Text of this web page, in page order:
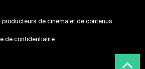
producteurs de cinéma et de contenus
de confidentialité